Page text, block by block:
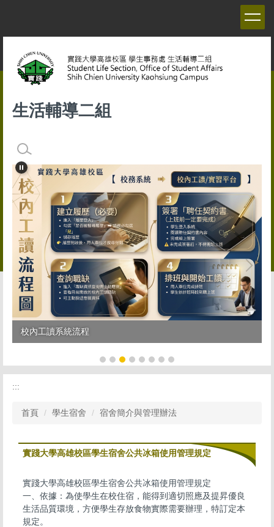
生活輔導二組
校內工讀系統流程
:::
首頁 學生宿舍 宿舍簡介與管理辦法
實踐大學高雄校區學生宿舍公共冰箱使用管理規定
實踐大學高雄校區學生宿舍公共冰箱使用管理規定
一、依據：為使學生在校住宿，能得到適切照應及提昇優良
生活品質環境，方便學生存放食物實際需要辦理，特訂定本
規定。